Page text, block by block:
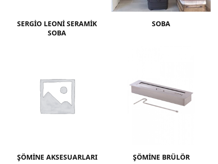
SERGIO LEONI SERAMIK
SOBA
SOBA
ŞÖMINE AKSESUARLARI ŞÖMINE BRÜLÖR